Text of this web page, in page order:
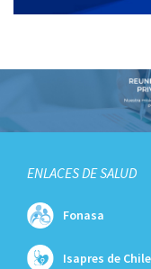
ENLACES DE SALUD
Fonasa
Isapres de Chile